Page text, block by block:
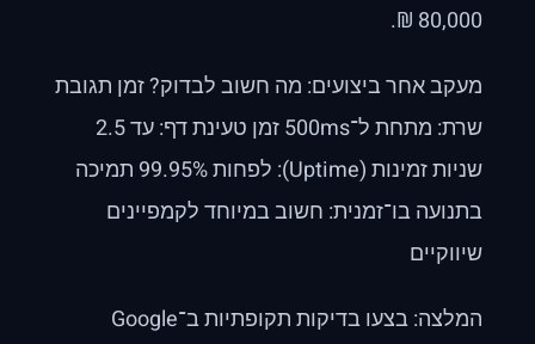
80,000 ₪.
מעקב אחר ביצועים: מה חשוב לבדוק? זמן תגובת
שרת: מתחת ל־500ms זמן טעינת דף: עד 2.5
שניות זמינות (Uptime): לפחות 99.95% תמיכה
בתנועה בו־זמנית: חשוב במיוחד לקמפיינים
שיווקיים
המלצה: בצעו בדיקות תקופתיות ב־Google